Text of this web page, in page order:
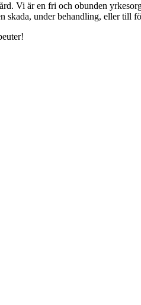
Vi är en fri och obunden
skada, under behandling, eller till